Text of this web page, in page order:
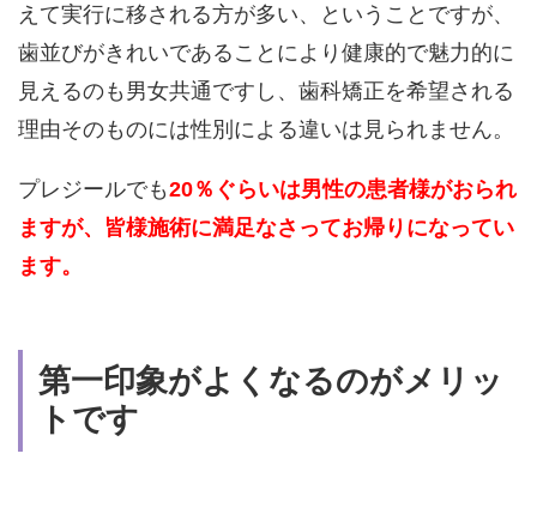
えて実行に移される方が多い、ということですが、
歯並びがきれいであることにより健康的で魅力的に
見えるのも男女共通ですし、歯科矯正を希望される
理由そのものには性別による違いは見られません。
プレジールでも20％ぐらいは男性の患者様がおられ
ますが、皆様施術に満足なさってお帰りになってい
ます。
第一印象がよくなるのがメリッ
トです